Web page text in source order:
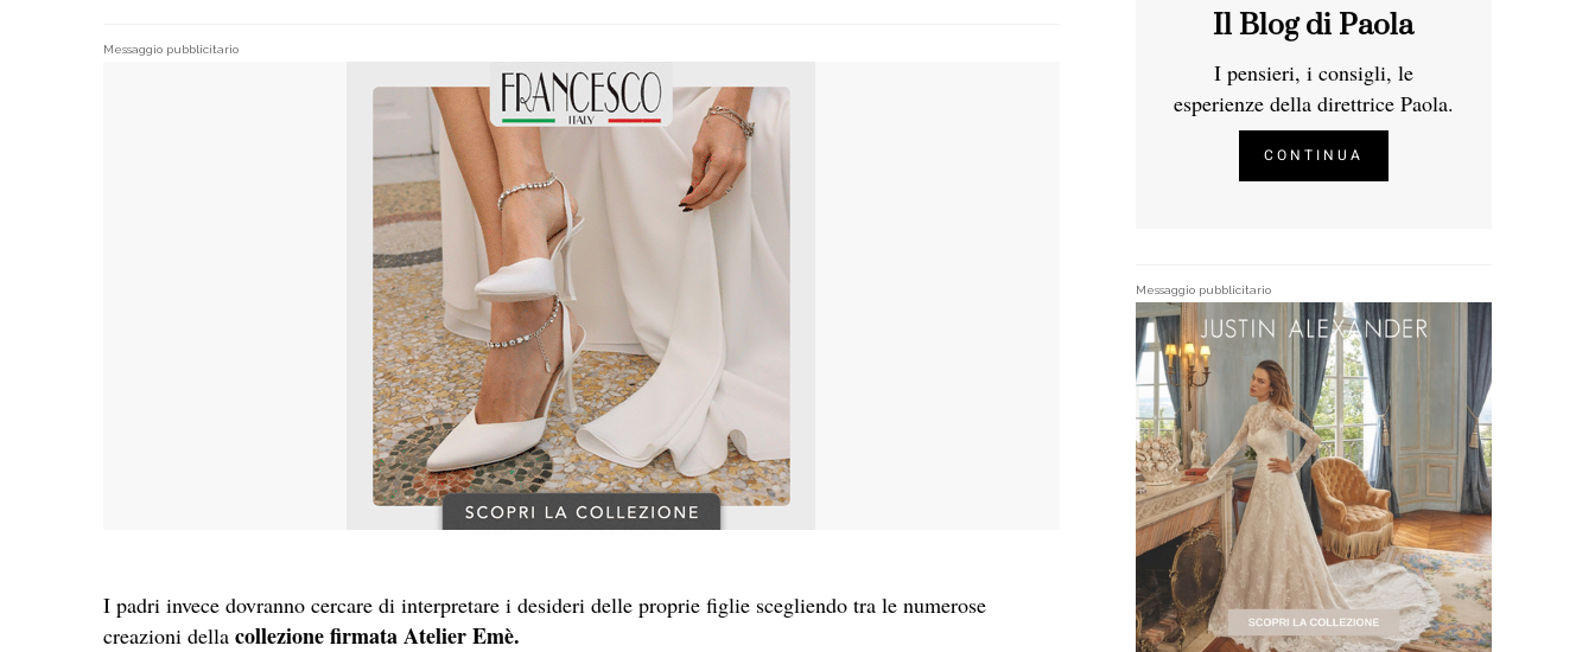
Messaggio pubblicitario
I padri invece dovranno cercare di interpretare i desideri delle proprie figlie scegliendo tra le numerose
creazioni della collezione firmata Atelier Emè.
Il Blog di Paola
I pensieri, i consigli, le
esperienze della direttrice Paola.
CONTINUA
Messaggio pubblicitario